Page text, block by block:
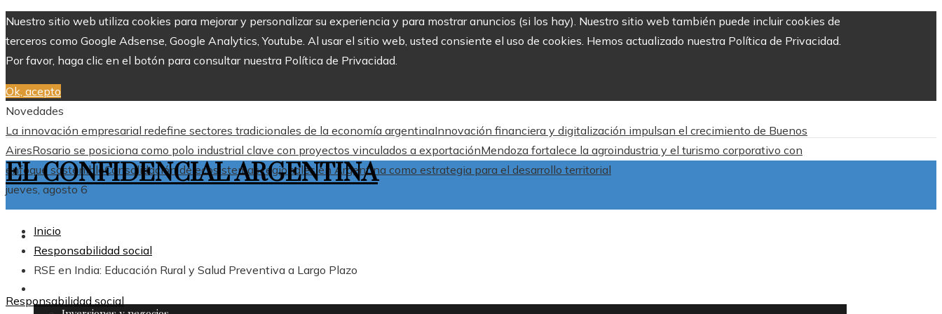
Nuestro sitio web utiliza cookies para mejorar y personalizar su experiencia y para mostrar anuncios (si los hay). Nuestro sitio web también puede incluir cookies de
terceros como Google Adsense, Google Analytics, Youtube. Al usar el sitio web, usted consiente el uso de cookies. Hemos actualizado nuestra Política de Privacidad.
Por favor, haga clic en el botón para consultar nuestra Política de Privacidad.
Ok, acepto
Novedades
La innovación empresarial redefine sectores tradicionales de la economía argentinaInnovación financiera y digitalización impulsan el crecimiento de Buenos
AiresRosario se posiciona como polo industrial clave con proyectos vinculados a exportaciónMendoza fortalece la agroindustria y el turismo corporativo con
enfoque sostenibleConsolidación de ecosistemas regionales en Argentina como estrategia para el desarrollo territorial
jueves, agosto 6
EL CONFIDENCIAL ARGENTINA
ARGENTINA
Inicio
Responsabilidad social
RSE en India: Educación Rural y Salud Preventiva a Largo Plazo
Responsabilidad social